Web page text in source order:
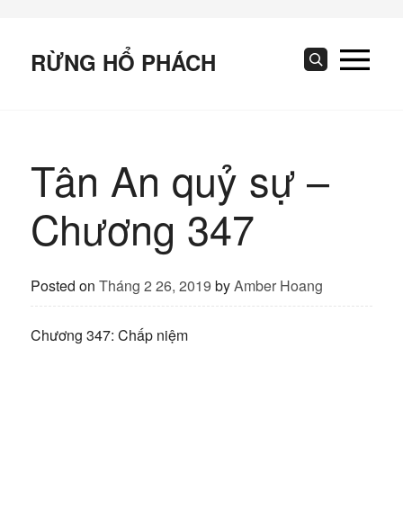
contentRỪNG HỔ PHÁCH Search
Tân An quỷ sự –
Chương 347
Posted on Tháng 2 26, 2019 byAmber Hoang
Chương 347: Chấp niệm